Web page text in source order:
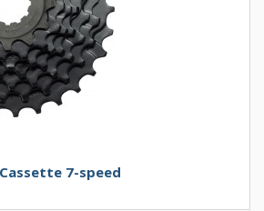
Cassette 7-speed